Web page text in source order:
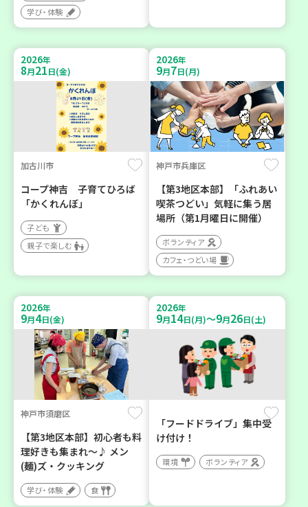
学び・体験
2026年
8月21日(金)
加古川市
コープ神吉 子育てひろば
「かくれんぼ」
子ども
親子で楽しむ
2026年
9月7日(月)
神戸市兵庫区
【第3地区本部】「ふれあい
喫茶つどい」気軽に集う居
場所（第1月曜日に開催）
ボランティア
カフェ・つどい場
2026年
9月4日(金)
神戸市須磨区
【第3地区本部】初心者も料
理好きも集まれ～♪ メン
(麺)ズ・クッキング
学び・体験 食
2026年
9月14日(月)～9月26日(土)
「フードドライブ」集中受
け付け！
環境 ボランティア